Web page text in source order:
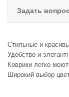
Задать
Стильные и
Удобство и
Коврики легко
Широкий выбор